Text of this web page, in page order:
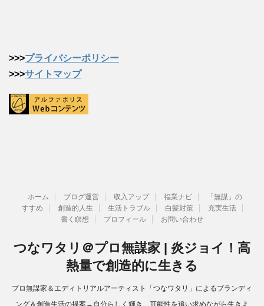
>>>プライバシーポリシー
>>>サイトマップ
ホーム ブログ運営 収入アップ 福業ナビ
「無謀」の
すすめ
創造的人生 生活トラブル 白髪対策
充実生活
書く瞑想
プロフィール お問い合わせ
つなワタリ＠プロ無謀家 | 炎ジョイ！高
熱量で創造的に生きる
プロ無謀家＆エディトリアルアーティスト「つなワタリ」によるブランディ
ング＆創造生活の提案→自分らしく輝き、可能性を追い求めながら生きよ